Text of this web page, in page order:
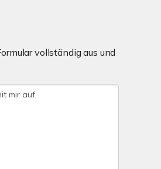
vollständig aus und